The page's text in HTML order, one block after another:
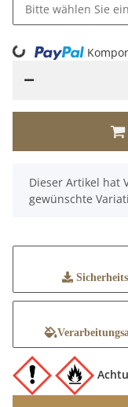
Bitte wählen Sie
x
Dieser Artikel hat
gewünschte